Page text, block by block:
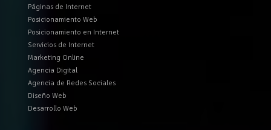
Páginas de Internet
Posicionamiento Web
Posicionamiento en Internet
Servicios de Internet
Marketing Online
Agencia Digital
Agencia de Redes Sociales
Diseño Web
Desarrollo Web